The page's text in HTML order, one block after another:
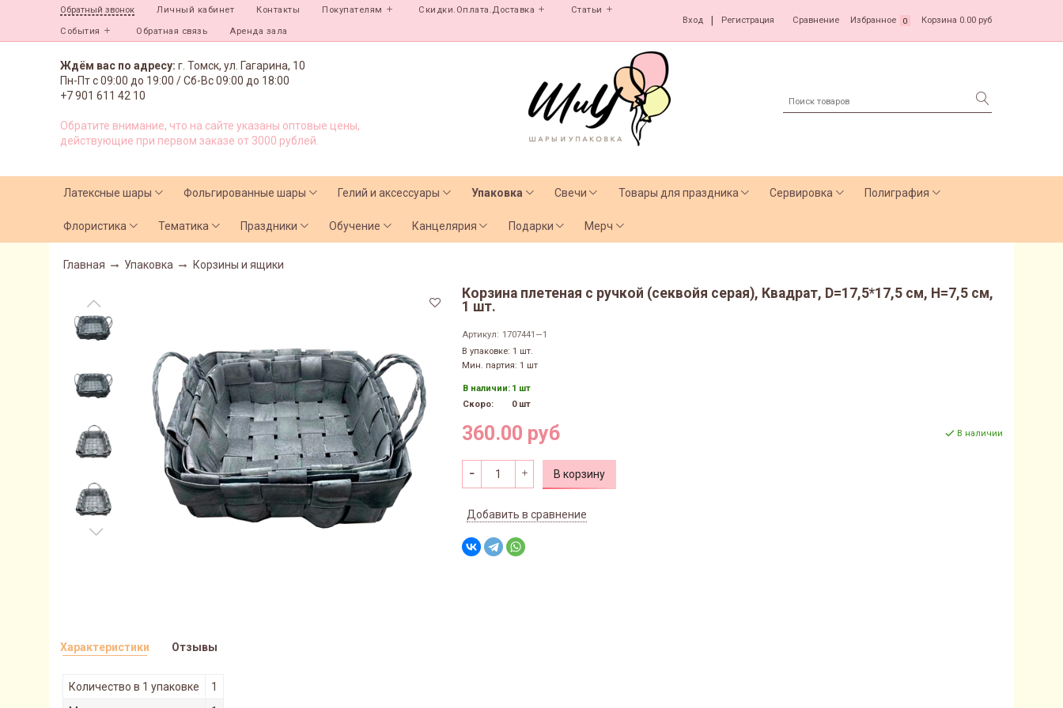
Обратный звонок Личный кабинет Контакты Покупателям Скидки.Оплата.Доставка Статьи
События Обратная связь Аренда зала
Вход Регистрация Сравнение Избранное 0 Корзина 0.00 руб
Ждём вас по адресу: г. Томск, ул. Гагарина, 10
Пн-Пт с09:00 до 19:00 /Сб-Вс 09:00 до 18:00
+7 901 611 42 10
Обратите внимание, что на сайте указаны оптовые цены,
действующие при первом заказе от 3000 рублей.
Латексные шары Фольгированные шары Гелий и аксессуары Упаковка Свечи Товары для праздника Сервировка Полиграфия
Флористика Тематика Праздники Обучение Канцелярия Подарки Мерч
Главная Упаковка Корзины и ящики
Корзина плетеная с ручкой (секвойя серая), Квадрат, D=17,5*17,5 см, H=7,5 см,
1 шт.
Артикул: 1707441—1
В упаковке: 1 шт.
Мин. партия: 1 шт
В наличии: 1 шт
Скоро:
0 шт
360.00 руб В наличии
В корзину
Добавить в сравнение
Характеристики
Количество в 1 упаковке
1
Отзывы